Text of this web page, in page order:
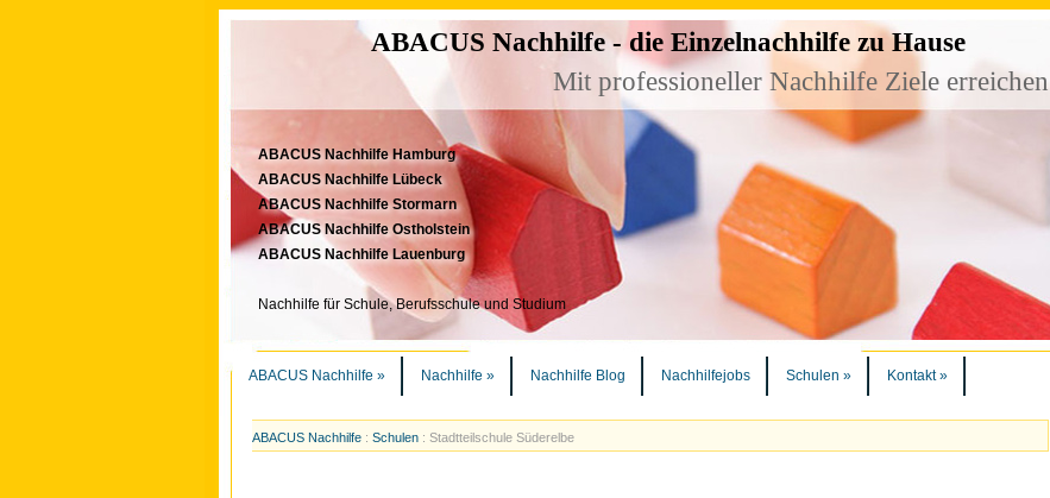
ABACUS Nachhilfe - die Einzelnachhilfe zu Hause
Mit professioneller Nachhilfe Ziele erreichen
ABACUS Nachhilfe Hamburg
ABACUS Nachhilfe Lübeck
ABACUS Nachhilfe Stormarn
ABACUS Nachhilfe Ostholstein
ABACUS Nachhilfe Lauenburg
Nachhilfe für Schule, Berufsschule und Studium
ABACUS Nachhilfe » Nachhilfe » Nachhilfe Blog Nachhilfejobs Schulen » Kontakt»
ABACUS Nachhilfe : Schulen : Stadtteilschule Süderelbe